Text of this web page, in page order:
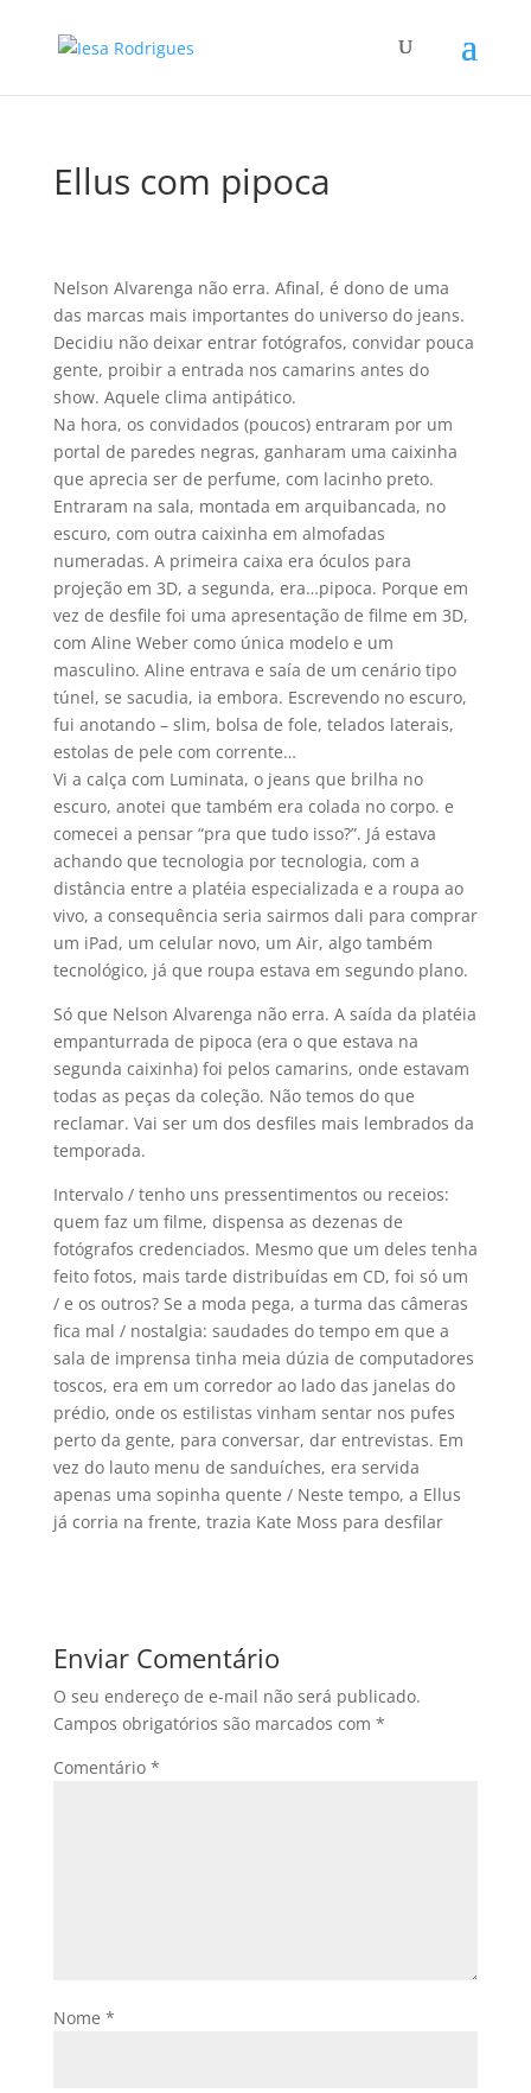
Ellus com pipoca
Nelson Alvarenga não erra. Afinal, é dono de uma
das marcas mais importantes do universo do jeans.
Decidiu não deixar entrar fotógrafos, convidar pouca
gente, proibir a entrada nos camarins antes do
show. Aquele clima antipático.
Na hora, os convidados (poucos) entraram por um
portal de paredes negras, ganharam uma caixinha
que aprecia ser de perfume, com lacinho preto.
Entraram na sala, montada em arquibancada, no
escuro, com outra caixinha em almofadas
numeradas. A primeira caixa era óculos para
projeção em 3D, a segunda, era…pipoca. Porque em
vez de desfile foi uma apresentação de filme em 3D,
com Aline Weber como única modelo e um
masculino. Aline entrava e saí­a de um cenário tipo
túnel, se sacudia, ia embora. Escrevendo no escuro,
fui anotando – slim, bolsa de fole, telados laterais,
estolas de pele com corrente…
Vi a calça com Luminata, o jeans que brilha no
escuro, anotei que também era colada no corpo. e
comecei a pensar “pra que tudo isso?”. Já estava
achando que tecnologia por tecnologia, com a
distância entre a platéia especializada e a roupa ao
vivo, a consequência seria sairmos dali para comprar
um iPad, um celular novo, um Air, algo também
tecnológico, já que roupa estava em segundo plano.
Só que Nelson Alvarenga não erra. A saí­da da platéia
empanturrada de pipoca (era o que estava na
segunda caixinha) foi pelos camarins, onde estavam
todas as peças da coleção. Não temos do que
reclamar. Vai ser um dos desfiles mais lembrados da
temporada.
Intervalo / tenho uns pressentimentos ou receios:
quem faz um filme, dispensa as dezenas de
fotógrafos credenciados. Mesmo que um deles tenha
feito fotos, mais tarde distribuí­das em CD, foi só um
/ e os outros? Se a moda pega, a turma das câmeras
fica mal / nostalgia: saudades do tempo em que a
sala de imprensa tinha meia dúzia de computadores
toscos, era em um corredor ao lado das janelas do
prédio, onde os estilistas vinham sentar nos pufes
perto da gente, para conversar, dar entrevistas. Em
vez do lauto menu de sanduí­ches, era servida
apenas uma sopinha quente / Neste tempo, a Ellus
já corria na frente, trazia Kate Moss para desfilar
Enviar Comentário
O seu endereço de e-mail não será publicado.
Campos obrigatórios são marcados com *
Comentário *
Nome *